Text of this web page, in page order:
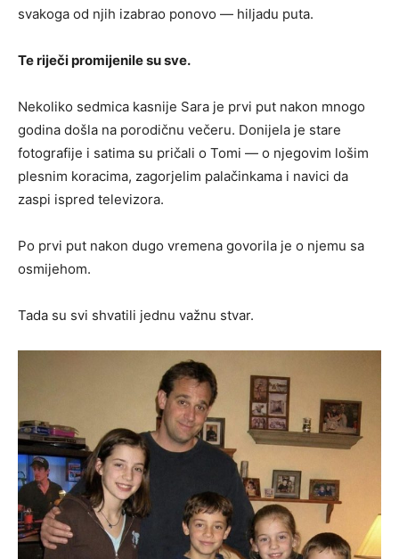
svakoga od njih izabrao ponovo — hiljadu puta.
Te riječi promijenile su sve.
Nekoliko sedmica kasnije Sara je prvi put nakon mnogo
godina došla na porodičnu večeru. Donijela je stare
fotografije i satima su pričali o Tomi — o njegovim lošim
plesnim koracima, zagorjelim palačinkama i navici da
zaspi ispred televizora.
Po prvi put nakon dugo vremena govorila je o njemu sa
osmijehom.
Tada su svi shvatili jednu važnu stvar.